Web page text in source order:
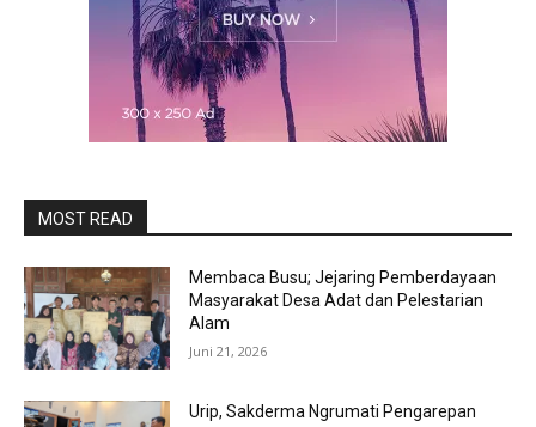
MOST READ
Membaca Busu; Jejaring Pemberdayaan
Masyarakat Desa Adat dan Pelestarian
Alam
Juni 21, 2026
Urip, Sakderma Ngrumati Pengarepan